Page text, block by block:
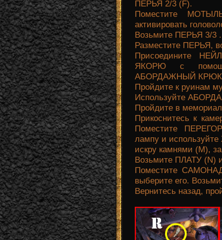
ПЕРЬЯ 2/3 (F).
Поместите
активировать
Возьмите ПЕРЬЯ 3/3 .
Разместите ПЕРЬЯ,
Присоедините
ЯКОРЮ с
АБОРДАЖНЫЙ КРЮК
Пройдите к руинам
Используйте
Пройдите в
Прикоснитесь к
Поместите
лампу и
искру камнями (M),
Возьмите ПЛАТУ (N)
Поместите
выберите его.
Вернитесь назад,